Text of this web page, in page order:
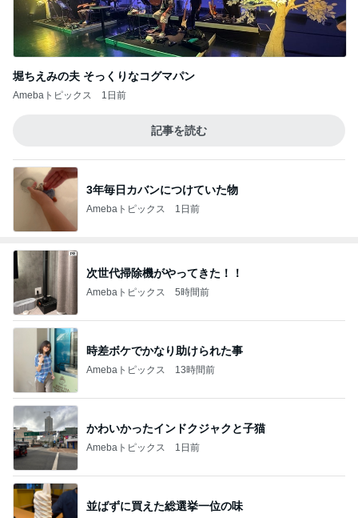
堀ちえみの夫 そっくりなコグマパン
Amebaトピックス 1日前
記事を読む
3年毎日カバンにつけていた物
Amebaトピックス 1日前
次世代掃除機がやってきた！！
Amebaトピックス 5時間前
時差ボケでかなり助けられた事
Amebaトピックス 13時間前
かわいかったインドクジャクと子猫
Amebaトピックス 1日前
並ばずに買えた総選挙一位の味